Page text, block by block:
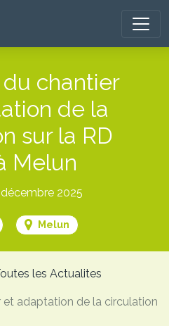
chantier
de la
sur la RD
Melun
2025
Melun
les Actualites
et adaptation de la circulation